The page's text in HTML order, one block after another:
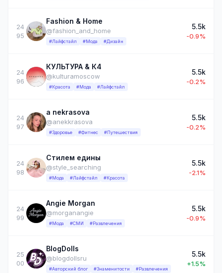
24
95
Fashion & Home
@fashion_and_home
#Лайфстайл #Мода #Дизайн
5.5k
-0.9%
24
96
КУЛЬТУРА & К4
@kulturamoscow
#Красота #Мода #Лайфстайл
5.5k
-0.2%
24
97
a nekrasova
@anekkrasova
#Здоровье #Фитнес #Путешествия
5.5k
-0.2%
24
98
Стилем едины
@style_searching
#Мода #Лайфстайл #Красота
5.5k
-2.1%
24
99
Angie Morgan
@morganangie
#Мода #СМИ #Развлечения
5.5k
-0.9%
25
00
BlogDolls
@blogdollsru
#Авторский блог #Знаменитости #Развлечения
5.5k
+1.5%